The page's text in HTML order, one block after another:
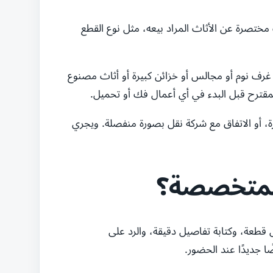
عن الأثاث المراد بيعه، مثل نوع القطع
نوم أو مجالس أو خزائن كبيرة أو أثاث مصنوع
قبل البدء في أي أعمال فك أو تحميل.
أو الاتفاق مع شركة نقل بصورة منفصلة. ويجري
قطعة، وكتابة تفاصيل دقيقة، والرد على
جديدًا عند الحضور.